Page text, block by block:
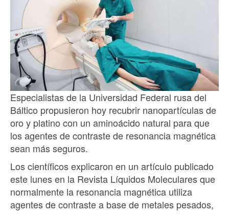
Especialistas de la Universidad Federal rusa del
Báltico propusieron hoy recubrir nanopartículas de
oro y platino con un aminoácido natural para que
los agentes de contraste de resonancia magnética
sean más seguros.
Los científicos explicaron en un artículo publicado
este lunes en la Revista Líquidos Moleculares que
normalmente la resonancia magnética utiliza
agentes de contraste a base de metales pesados,